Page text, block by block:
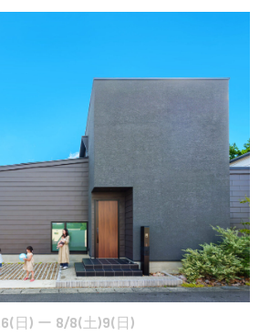
日) ー 8/8(土)9(日)